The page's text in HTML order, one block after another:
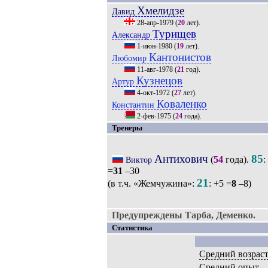
Давид Хмелидзе
28-апр-1979(20лет).
Александр Турищев
1-июн-1980(19лет).
Любомир Кантонистов
11-авг-1978(21год).
Артур Кузнецов
4-окт-1972(27лет).
Константин Коваленко
2-фев-1975(24года).
Тренеры
Виктор Антихович (54года). 85:
=31 –30
(в т.ч. «Жемчужина»: 21 : +5 =8 –8)
Предупреждены Тарба, Деменко.
Статистика
Средний